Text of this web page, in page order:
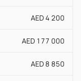
AED 4 200
AED 177 000
AED 8 850